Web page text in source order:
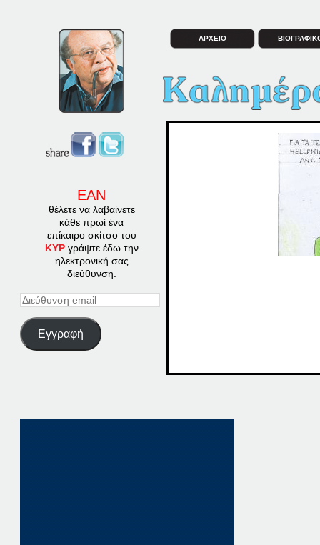
ΕΑΝ
θέλετε να λαβαίνετε
κάθε πρωί ένα
επίκαιρο σκίτσο του
ΚΥΡγράψτε έδω την
ηλεκτρονική σας
διεύθυνση.
Διεύθυνση
Εγγραφή
ΑΡΧΕΙΟ